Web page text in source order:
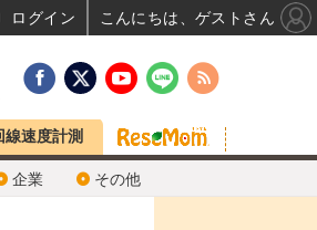
企業 その他
線速度計測
ログイン こんにちは、ゲストさん